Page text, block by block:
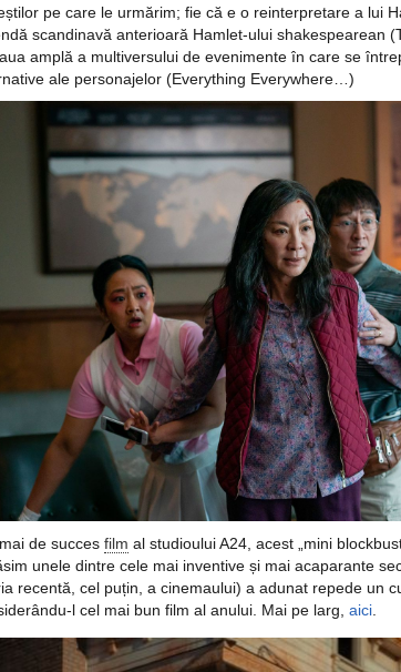
pe care le urmărim; fie că e o reinterpretare a lui
scandinavă anterioară Hamlet-ului shakespearean
amplă a multiversului de evenimente în care se
ale personajelor (Everything Everywhere…)
de succes film al studioului A24, acest „mini
unele dintre cele mai inventive și mai acaparante
recentă, cel puțin, a cinemaului) a adunat repede un
l cel mai bun film al anului. Mai pe larg, aici.